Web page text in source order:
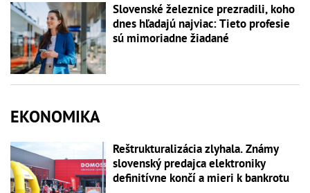
Slovenské železnice prezradili, koho
dnes hľadajú najviac: Tieto profesie
sú mimoriadne žiadané
EKONOMIKA
Reštrukturalizácia zlyhala. Známy
slovenský predajca elektroniky
definitívne končí a mieri k bankrotu